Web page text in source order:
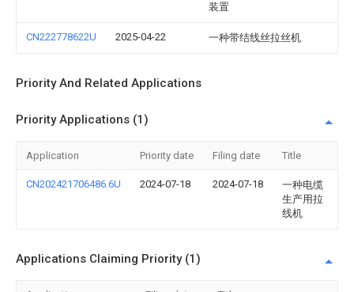
装置
CN222778622U 2025-04-22 一种带结线丝拉丝机
Priority And Related Applications
Priority Applications (1)
Application Priority date Filing date Title
CN202421706486.6U 2024-07-18 2024-07-18
一种电缆
生产用拉
线机
Applications Claiming Priority (1)